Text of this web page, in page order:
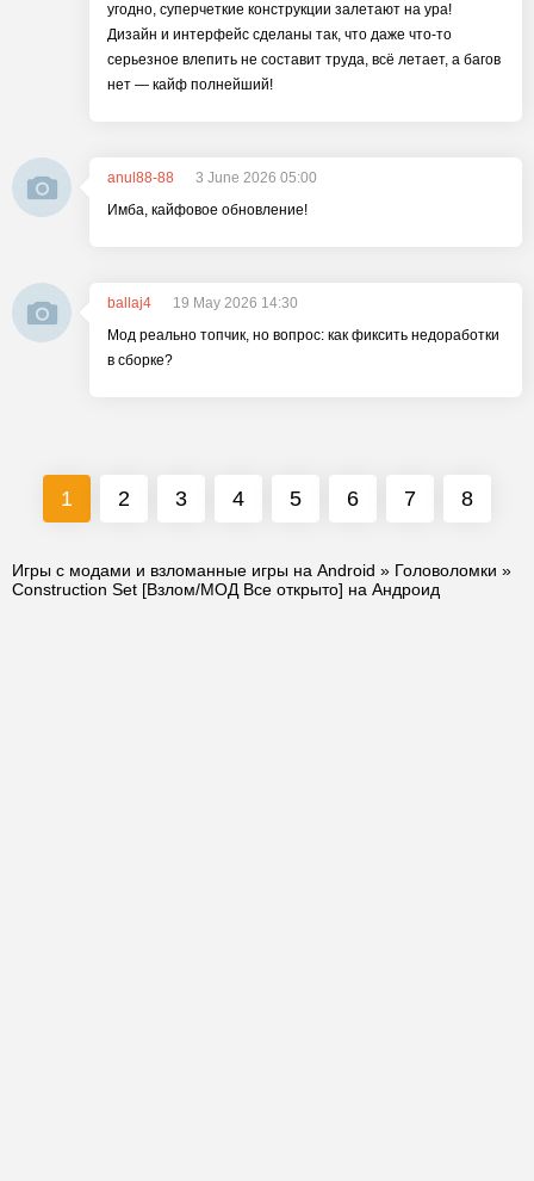
угодно, суперчеткие конструкции залетают на ура!
Дизайн и интерфейс сделаны так, что даже что-то
серьезное влепить не составит труда, всё летает, а багов
нет — кайф полнейший!
anul88-88
3 June 2026 05:00
Имба, кайфовое обновление!
ballaj4
19 May 2026 14:30
Мод реально топчик, но вопрос: как фиксить недоработки
в сборке?
1 2 3 4 5 6 7 8
Игры с модами и взломанные игры на Android » Головоломки »
Construction Set [Взлом/МОД Все открыто] на Андроид